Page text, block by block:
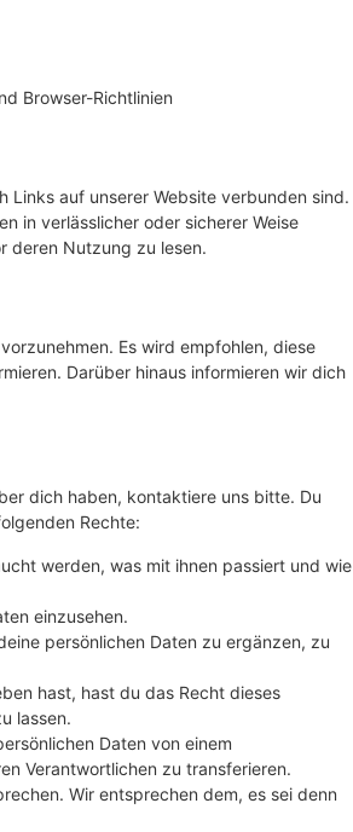
Browser-Richtlinien
auf unserer Website verbunden sind.
in verlässlicher oder sicherer Weise
deren Nutzung zu lesen.
Es wird empfohlen, diese
Darüber hinaus informieren wir dich
dich haben, kontaktiere uns bitte. Du
Rechte:
werden, was mit ihnen passiert und wie
einzusehen.
persönlichen Daten zu ergänzen, zu
hast, hast du das Recht dieses
lassen.
Daten von einem
Verantwortlichen zu transferieren.
Wir entsprechen dem, es sei denn